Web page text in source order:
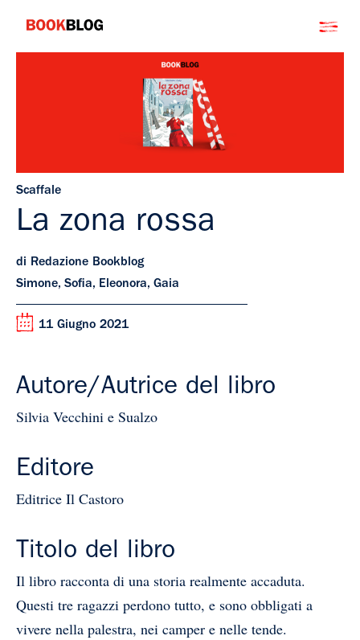
contenuto
Bookblog
Scaffale
La zona rossa
di Redazione Bookblog
Simone, Sofia, Eleonora, Gaia
11 Giugno 2021
Autore/Autrice del libro
Silvia Vecchini e Sualzo
Editore
Editrice Il Castoro
Titolo del libro
Il libro racconta di una storia realmente accaduta.
Questi tre ragazzi perdono tutto, e sono obbligati a
vivere nella palestra, nei camper e nelle tende.